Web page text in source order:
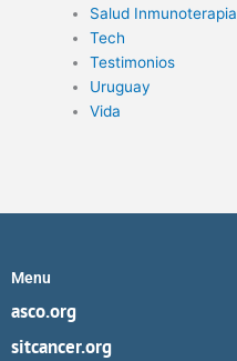
Salud Inmunoterapia
Tech
Testimonios
Uruguay
Vida
Menu
asco.org
sitcancer.org